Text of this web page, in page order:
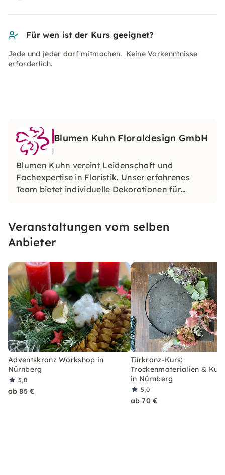
Für wen ist der Kurs geeignet?
Jede und jeder darf mitmachen. Keine Vorkenntnisse
erforderlich.
Blumen Kuhn Floraldesign GmbH
Blumen Kuhn vereint Leidenschaft und
Fachexpertise in Floristik. Unser erfahrenes
Team bietet individuelle Dekorationen für
dich von unserer Leistungsfähigkeit in unserem
Fachgeschäft.
Veranstaltungen vom selben
Anbieter
Adventskranz Workshop in
Nürnberg
5,0
ab 85 €
Türkranz-Kurs:
Trockenmaterialien &
in Nürnberg
5,0
ab 70 €